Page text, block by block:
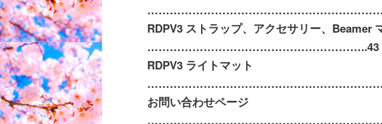
RDPV3 ストラップ、アクセサリー、 Beamer
…………………………………………………..43
RDPV3 ライトマット
お問い合わせページ